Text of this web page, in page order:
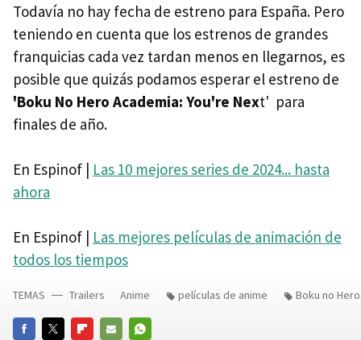
Todavía no hay fecha de estreno para España. Pero
teniendo en cuenta que los estrenos de grandes
franquicias cada vez tardan menos en llegarnos, es
posible que quizás podamos esperar el estreno de
'Boku No Hero Academia: You're Next' para
finales de año.
En Espinof | Las 10 mejores series de 2024... hasta
ahora
En Espinof | Las mejores películas de animación de
todos los tiempos
TEMAS Trailers Anime películas de anime Boku no